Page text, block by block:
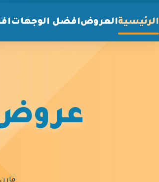
الرئيسيةالعروضافضل الوجهات
عروض